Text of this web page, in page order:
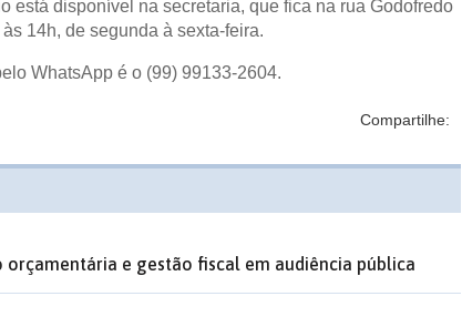
está disponível na secretaria, que fica na rua Godofredo
14h, de segunda à sexta-feira.
WhatsApp é o (99) 99133-2604.
Compartilhe:
e gestão fiscal em audiência pública